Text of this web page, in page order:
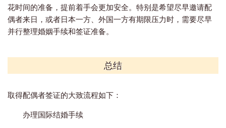
花时间的准备，提前着手会更加安全。特别是希望尽早邀请配
偶者来日，或者日本一方、外国一方有期限压力时，需要尽早
并行整理婚姻手续和签证准备。
总结
取得配偶者签证的大致流程如下：
办理国际结婚手续